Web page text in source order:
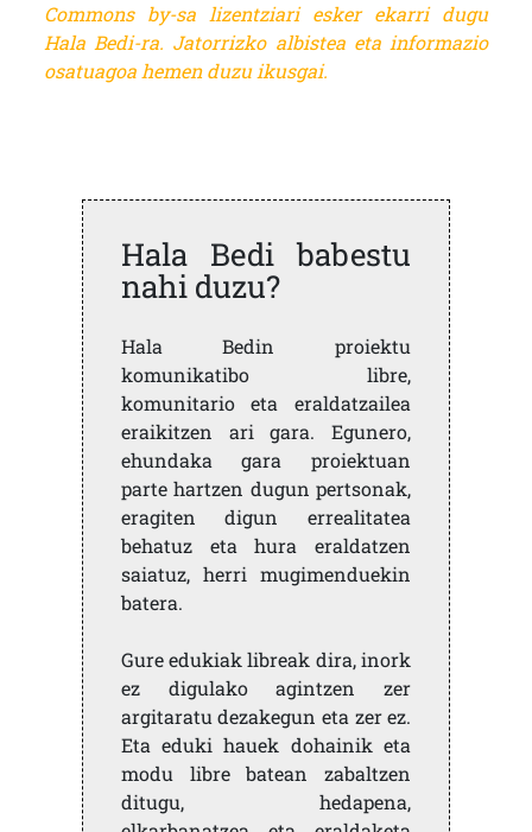
Commons by-sa lizentziari esker ekarri dugu
Hala Bedi-ra. Jatorrizko albistea eta informazio
osatuagoahemen duzu ikusgai.
Hala Bedi babestu
nahi duzu?
Hala Bedin proiektu
komunikatibo libre,
komunitario eta eraldatzailea
eraikitzen ari gara. Egunero,
ehundaka gara proiektuan
parte hartzen dugun pertsonak,
eragiten digun errealitatea
behatuz eta hura eraldatzen
saiatuz, herri mugimenduekin
batera.
Gure edukiak libreak dira, inork
ez digulako agintzen zer
argitaratu dezakegun eta zer ez.
Eta eduki hauek dohainik eta
modu libre batean zabaltzen
ditugu, hedapena,